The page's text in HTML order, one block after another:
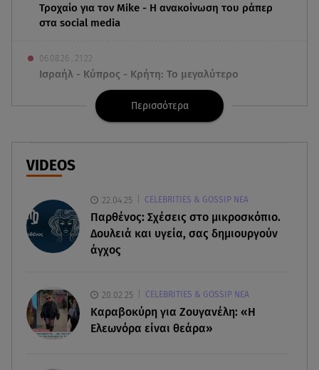
Τροχαίο για τον Mike - Η ανακοίνωση του ράπερ
στα social media
06.08.26 , 21:22
Ισραήλ - Κύπρος - Κρήτη: Το μεγαλύτερο
υποθαλάσσιο καλώδιο στον κόσμο
Motor Oil: Δωρεά πυροσβεστικών οχημάτων και
Άκης Παυλόπουλος: Η τρυφερή εξομολόγηση
της συζύγου του, Ελένης Φωτοπούλου
ο ρόλος του «συνδέσμου»
06.08.26 , 20:16
Αθηνά Οικονομάκου από την Μπόρα Μπόρα:
Περισσότερα
VIDEOS
22.04.25 CELEBRITIES & GOSSIP ΝΕΑ
Παρθένος: Σχέσεις στο μικροσκόπιο.
Δουλειά και υγεία, σας δημιουργούν
άγχος
20.02.25 CELEBRITIES & GOSSIP ΝΕΑ
Καραβοκύρη για Ζουγανέλη: «Η
Ελεωνόρα είναι θεάρα»